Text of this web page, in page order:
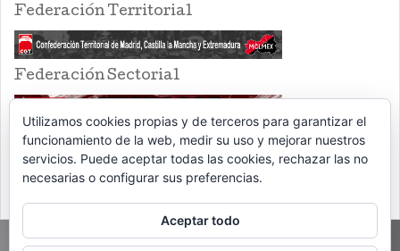
Federación Territorial
Federación Sectorial
Utilizamos cookies propias y de terceros para garantizar el
funcionamiento de la web, medir su uso y mejorar nuestros
servicios. Puede aceptar todas las cookies, rechazar las no
necesarias o configurar sus preferencias.
Aceptar todo